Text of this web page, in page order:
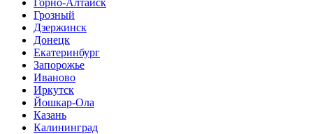
Горно-Алтайск
Грозный
Дзержинск
Донецк
Екатеринбург
Запорожье
Иваново
Иркутск
Йошкар-Ола
Казань
Калининград